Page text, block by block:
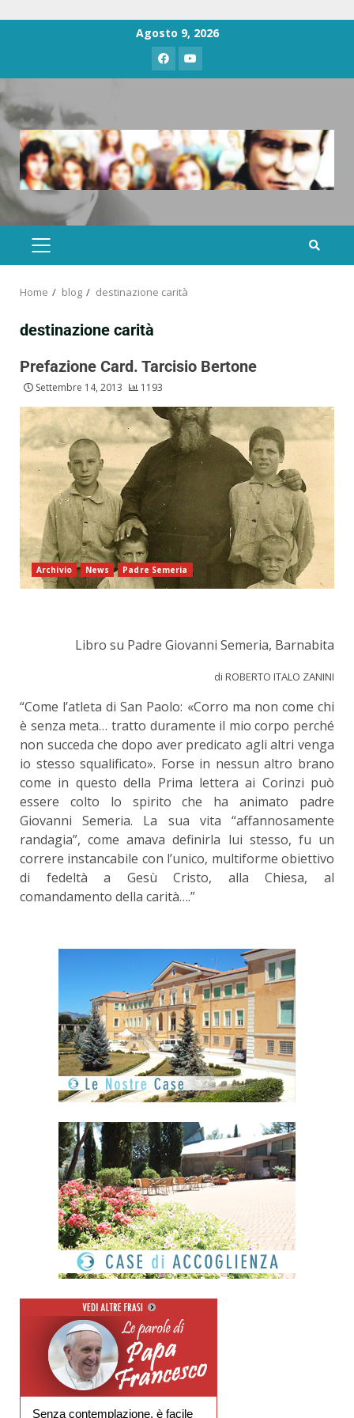
Agosto 9, 2026
Home blog destinazione carità
destinazione carità
Prefazione Card. Tarcisio Bertone
Settembre 14, 2013 1193
Archivio News Padre Semeria
Libro su Padre Giovanni Semeria, Barnabita
di ROBERTO ITALO ZANINI
“Come l’atleta di San Paolo: «Corro ma non come chi
è senza meta… tratto duramente il mio corpo perché
non succeda che dopo aver predicato agli altri venga
io stesso squalificato». Forse in nessun altro brano
come in questo della Prima lettera ai Corinzi può
essere colto lo spirito che ha animato padre
Giovanni Semeria. La sua vita “affannosamente
randagia”, come amava definirla lui stesso, fu un
correre instancabile con l’unico, multiforme obiettivo
di fedeltà a Gesù Cristo, alla Chiesa, al
comandamento della carità….”
Senza contemplazione, è facile